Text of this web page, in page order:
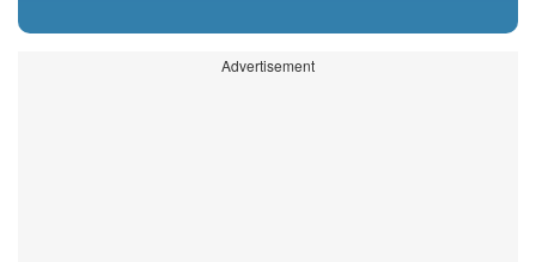
Advertisement